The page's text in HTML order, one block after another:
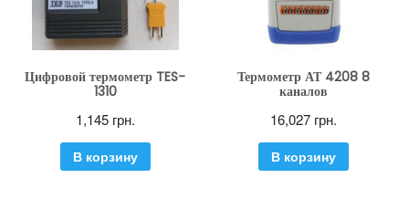
Цифровой термометр TES-
1310
1,145 грн.
В корзину
Термометр АТ 4208 8
каналов
16,027 грн.
В корзину